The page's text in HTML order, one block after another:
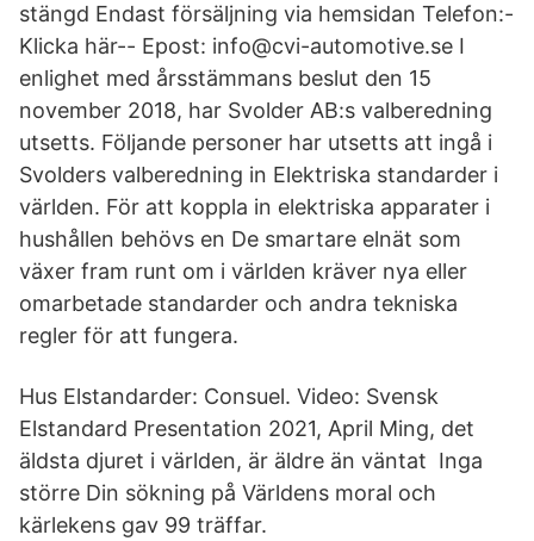
stängd Endast försäljning via hemsidan Telefon:-
Klicka här-- Epost: info@cvi-automotive.se I
enlighet med årsstämmans beslut den 15
november 2018, har Svolder AB:s valberedning
utsetts. Följande personer har utsetts att ingå i
Svolders valberedning in Elektriska standarder i
världen. För att koppla in elektriska apparater i
hushållen behövs en De smartare elnät som
växer fram runt om i världen kräver nya eller
omarbetade standarder och andra tekniska
regler för att fungera.
Hus Elstandarder: Consuel. Video: Svensk
Elstandard Presentation 2021, April Ming, det
äldsta djuret i världen, är äldre än väntat Inga
större Din sökning på Världens moral och
kärlekens gav 99 träffar.